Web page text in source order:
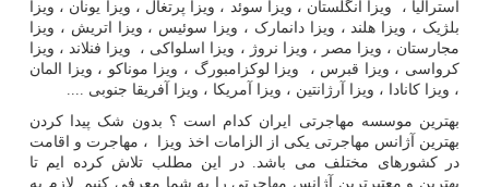
استرالیا ، ویزا انگلستان ، ویزا سوئد ، ویزا پرتغال ، ویزا یونان ، ویزا
بلژیک ، ویزا هلند ، ویزا دانمارک ، ویزا سوئیس ، ویزا اتریش ، ویزا
مجارستان ، ویزا مصر ، ویزا نروژ ، ویزا اسلواکی ، ویزا فنلاند ، ویزا
کرواسی ، ویزا قبرس ، ویزا لوکزامبورگ ، ویزا موناکو ، ویزا المان
، ویزا کانادا ، ویزا آرژانتین ، ویزا آمریکا ، ویزا آفریقا جنوبی ....
بهترین موسسه مهاجرتی ایران کدام است ؟ بدون شک پیدا کردن
بهترین آژانس مهاجرتی یکی از الزامات اخذ ویزا ، مهاجرت و اقامت
در کشورهای مختلف می باشد. در این مطلب تلاش کرده ایم تا
بهترین و معتبرترین آژانس مهاجرتی را به شما معرفی کنیم. لازم به